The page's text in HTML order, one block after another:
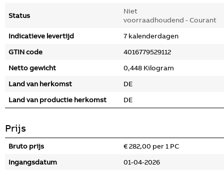
Status
Niet
voorraadhoudend - Courant
Indicatieve levertijd
7 kalenderdagen
GTIN code
4016779529112
Netto gewicht
0,448 Kilogram
Land van herkomst
DE
Land van productie herkomst
DE
Prijs
Bruto prijs
€ 282,00 per 1 PC
Ingangsdatum
01-04-2026